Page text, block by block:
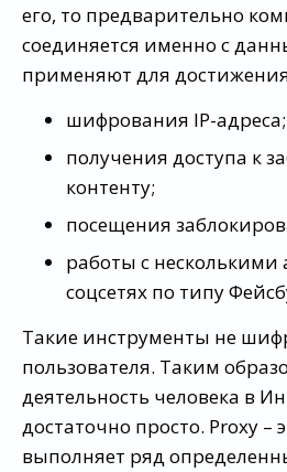
его, то предварительно
соединяется именно с
применяют для
шифрования IP-адреса;
получения доступа к
контенту;
посещения
работы с несколькими
соцсетях по типу
Такие инструменты не
пользователя. Таким
деятельность человека в
достаточно просто. Proxy –
выполняет ряд